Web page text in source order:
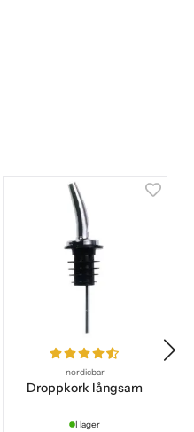
nordicbar
Droppkork långsam
I lager